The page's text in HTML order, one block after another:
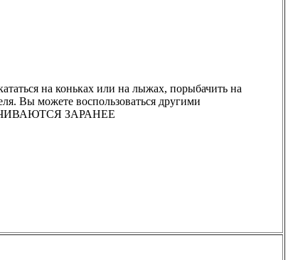
на коньках или на лыжах, порыбачить на
Вы можете воспользоваться другими
ЗАРАНЕЕ